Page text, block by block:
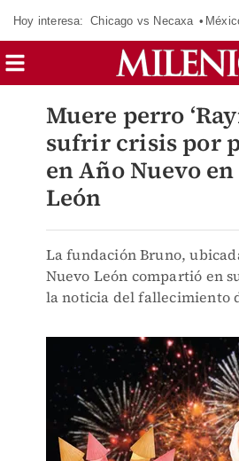
Hoy interesa: Chicago vs Necaxa
Muere perro
sufrir crisis por
en Año Nuevo
León
La fundación Bruno,
Nuevo León compartió en
la noticia del fallecimiento